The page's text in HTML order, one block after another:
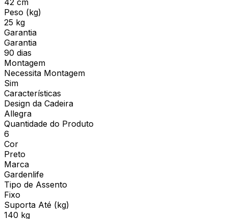
Peso (kg)
25 kg
Garantia
Garantia
90 dias
Montagem
Necessita Montagem
Sim
Características
Design da Cadeira
Allegra
Quantidade do Produto
6
Cor
Preto
Marca
Gardenlife
Tipo de Assento
Fixo
Suporta Até (kg)
140 kg